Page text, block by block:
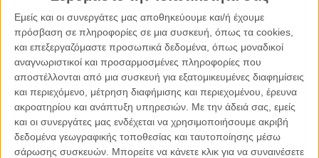
Εμείς και οι συνεργάτες μας αποθηκεύουμε και/ή έχουμε
πρόσβαση σε πληροφορίες σε μια συσκευή, όπως τα cookies,
και επεξεργαζόμαστε προσωπικά δεδομένα, όπως μοναδικοί
αναγνωριστικοί και προσαρμοσμένες πληροφορίες που
αποστέλλονται από μια συσκευή για εξατομικευμένες διαφημίσεις
και περιεχόμενο, μέτρηση διαφήμισης και περιεχομένου, έρευνα
ακροατηρίου και ανάπτυξη υπηρεσιών. Με την άδειά σας, εμείς
και οι συνεργάτες μας ενδέχεται να χρησιμοποιήσουμε ακριβή
δεδομένα γεωγραφικής τοποθεσίας και ταυτοποίησης μέσω
σάρωσης συσκευών. Μπορείτε να κάνετε κλικ για να συναινέσετε
Τον θυμάμαι στο πραξικόπημα της 15
Ιουλίου του 1974 να
βρίσκεται ένοπλος σε κεντρική πλατεία της Πάφου μαζί με
άλλους αντιστασιακούς για αντιμετώπιση των
πραξικοπηματιών.
Αργότερα, από τη θέση του Μητροπολίτη Πάφου,
πρωταγωνιστεί στο δημοψήφισμα της 24
ης
Απριλίου 2004
για την απόρριψη του Σχεδίου Ανάν. Μετά την άνοδο του
στον Αρχιεπισκοπικό θρόνο το 2006 εξακολούθησε να